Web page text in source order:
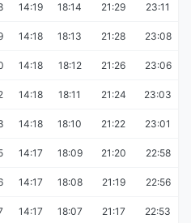
14:19 18:14 21:29 23:11
14:18 18:13 21:28 23:08
14:18 18:12 21:26 23:06
14:18 18:11 21:24 23:03
14:18 18:10 21:22 23:01
14:17 18:09 21:20 22:58
14:17 18:08 21:19 22:56
14:17 18:07 21:17 22:53